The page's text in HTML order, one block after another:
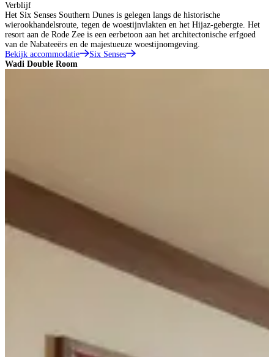
Verblijf
Het Six Senses Southern Dunes is gelegen langs de historische
wierookhandelsroute, tegen de woestijnvlakten en het Hijaz-gebergte. Het
resort aan de Rode Zee is een eerbetoon aan het architectonische erfgoed
van de Nabateeërs en de majestueuze woestijnomgeving.
Bekijk accommodatie
Six Senses
Wadi Double Room